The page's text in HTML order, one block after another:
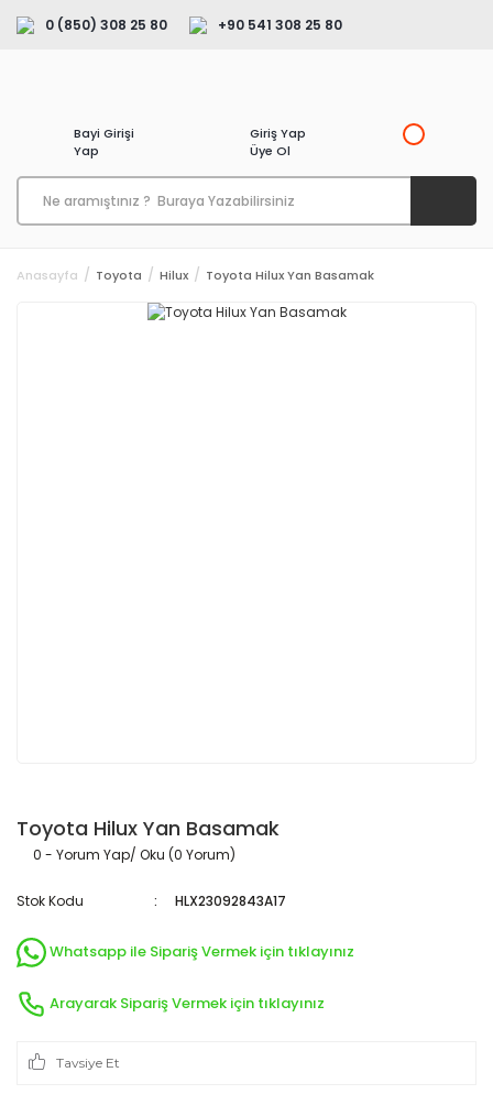
0 (850) 308 25 80 +90 541 308 25 80
Bayi Girişi
Yap
Giriş Yap
Üye Ol
Anasayfa Toyota Hilux Toyota Hilux Yan Basamak
Toyota Hilux Yan Basamak
0 - Yorum Yap/ Oku (0 Yorum)
Stok Kodu HLX23092843A17
Whatsapp ile Sipariş Vermek için tıklayınız
Arayarak Sipariş Vermek için tıklayınız
Tavsiye Et